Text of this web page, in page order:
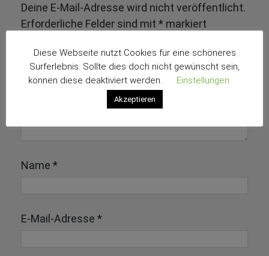
Deine E-Mail-Adresse wird nicht veröffentlicht.
Erforderliche Felder sind mit * markiert
Name *
E-Mail-Adresse *
Diese Webseite nutzt Cookies für eine schöneres
Surferlebnis. Sollte dies doch nicht gewünscht sein,
können diese deaktiviert werden.
Einstellungen
Akzeptieren